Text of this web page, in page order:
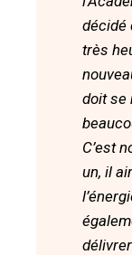
décidé
très
doit se
C’est
un, il